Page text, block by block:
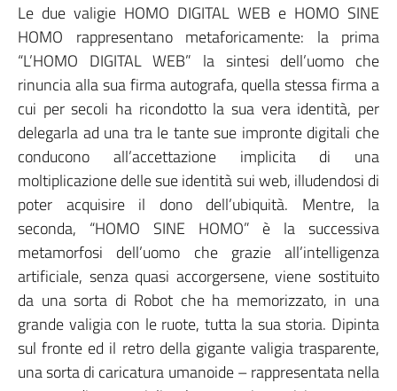
Le due valigie HOMO DIGITAL WEB e HOMO SINE
HOMO rappresentano metaforicamente: la prima
“L’HOMO DIGITAL WEB” la sintesi dell’uomo che
rinuncia alla sua firma autografa, quella stessa firma a
cui per secoli ha ricondotto la sua vera identità, per
delegarla ad una tra le tante sue impronte digitali che
conducono all’accettazione implicita di una
moltiplicazione delle sue identità sui web, illudendosi di
poter acquisire il dono dell’ubiquità. Mentre, la
seconda, “HOMO SINE HOMO” è la successiva
metamorfosi dell’uomo che grazie all’intelligenza
artificiale, senza quasi accorgersene, viene sostituito
da una sorta di Robot che ha memorizzato, in una
grande valigia con le ruote, tutta la sua storia. Dipinta
sul fronte ed il retro della gigante valigia trasparente,
una sorta di caricatura umanoide – rappresentata nella